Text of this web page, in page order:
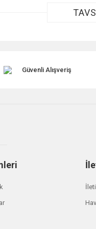
Güvenli Alışveriş